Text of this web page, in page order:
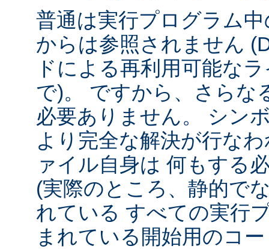
普通は実行プログラム
からは参照されません
ドによる再利用可能な
で)。 ですから、さらな
必要ありません。 シン
より完全な解決が行な
ァイル自身は 何もする
(実際のところ、静的で
れている すべての実行
まれている開始用のコ